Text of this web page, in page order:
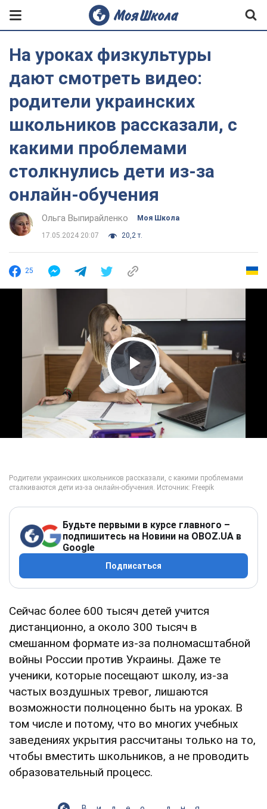
На уроках физкультуры
дают смотреть видео:
родители украинских
школьников рассказали, с
какими проблемами
столкнулись дети из-за
онлайн-обучения
Ольга Выпирайленко Моя Школа
17.05.2024 20:07 20,2 т.
25
Play Video
Будьте первыми в курсе главного –
подпишитесь на Новини на OBOZ.UA в
Google
Подписаться
Сейчас более 600 тысяч детей учится
дистанционно, а около 300 тысяч в
смешанном формате из-за полномасштабной
войны России против Украины. Даже те
ученики, которые посещают школу, из-за
частых воздушных тревог, лишаются
возможности полноценно быть на уроках. В
том числе и потому, что во многих учебных
заведениях укрытия рассчитаны только на то,
чтобы вместить школьников, а не проводить
образовательный процесс.